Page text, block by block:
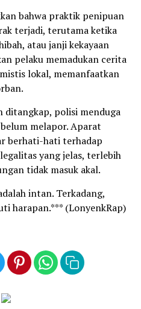
bahwa praktik penipuan
terjadi, terutama ketika
atau janji kekayaan
pelaku memadukan cerita
lokal, memanfaatkan
ditangkap, polisi menduga
melapor. Aparat
berhati-hati terhadap
yang jelas, terlebih
tidak masuk akal.
intan. Terkadang,
harapan.*** (LonyenkRap)